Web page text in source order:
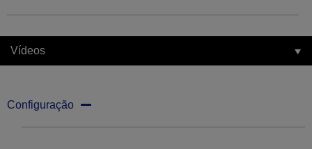
Vídeos
Configuração